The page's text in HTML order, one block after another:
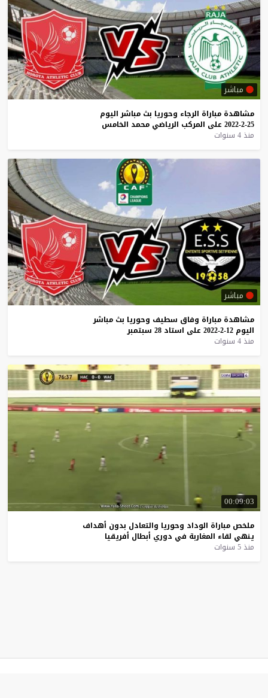
مباشر
مشاهدة مباراة الرجاء وحوريا بث مباشر اليوم
25-2-2022
على المركب الرياضي محمد الخامس
منذ 4 سنوات
مباشر
مشاهدة مباراة وفاق سطيف وحوريا بث مباشر
اليوم 12-2-2022 على استاد 28 سبتمبر
منذ 4 سنوات
00:09:03
ملخص مباراة الوداد وحوريا والتعادل بدون أهداف
ينهي لقاء المغاربة في دوري أبطال أفريقيا
منذ 5 سنوات